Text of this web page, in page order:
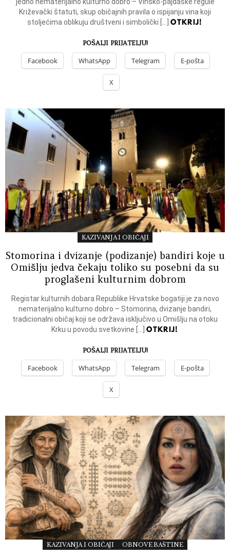
jedno nematerijalno kulturno dobro – Vinsko-pajdaške regule
Križevački štatuti, skup običajnih pravila o ispijanju vina koji
stoljećima oblikuju društveni i simbolički […]OTKRIJ!
POŠALJI PRIJATELJU!
Facebook WhatsApp Telegram E-pošta
X
KAZIVANJA I OBIČAJI
Stomorina i dvizanje (podizanje) bandiri koje u
Omišlju jedva čekaju toliko su posebni da su
proglašeni kulturnim dobrom
Registar kulturnih dobara Republike Hrvatske bogatiji je za novo
nematerijalno kulturno dobro – Stomorina, dvizanje bandiri,
tradicionalni običaj koji se održava isključivo u Omišlju na otoku
Krku u povodu svetkovine […]OTKRIJ!
POŠALJI PRIJATELJU!
Facebook WhatsApp Telegram E-pošta
X
KAZIVANJA I OBIČAJI OBNOVE BAŠTINE